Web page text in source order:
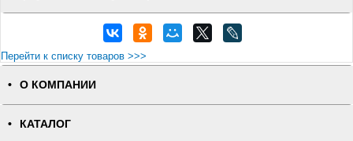
Перейти к списку товаров >>>
О КОМПАНИИ
КАТАЛОГ